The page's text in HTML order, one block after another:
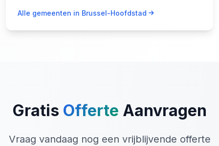
Alle gemeenten in Brussel-Hoofdstad
Gratis Offerte Aanvragen
Vraag vandaag nog een vrijblijvende offerte